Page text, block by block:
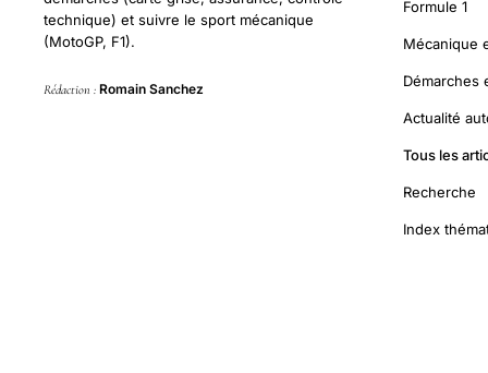
technique) et suivre le sport mécanique
(MotoGP, F1).
Rédaction : Romain Sanchez
Formule 1
Mécanique
Démarches
Actualité
Tous les
Recherche
Index